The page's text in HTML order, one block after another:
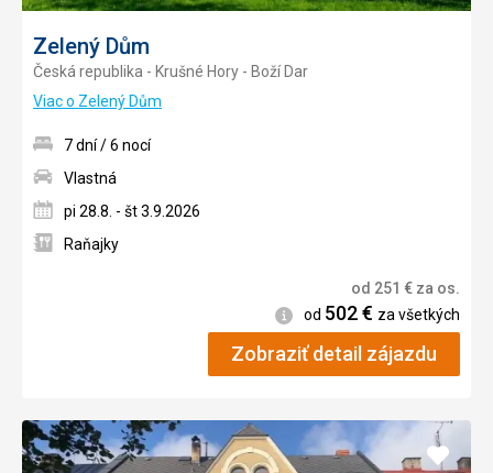
Zelený Dům
Česká republika - Krušné Hory - Boží Dar
Viac o Zelený Dům
7 dní / 6 nocí
Vlastná
pi 28.8. - št 3.9.2026
Raňajky
od 251 € za os.
Informácie
od 502€ za všetkých
Zobraziť detail zájazdu
Pridať
do